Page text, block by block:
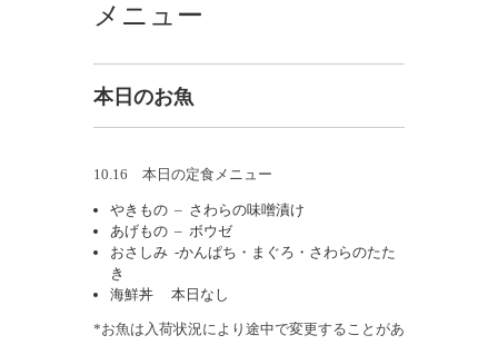
メニュー
本日のお魚
10.16 本日の定食メニュー
やきもの – さわらの味噌漬け
あげもの – ボウゼ
おさしみ -かんぱち・まぐろ・さわらのたた
き
海鮮丼 本日なし
*お魚は入荷状況により途中で変更することがあ